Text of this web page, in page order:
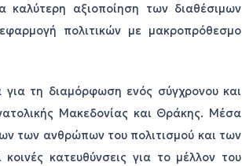
καλύτερη αξιοποίηση των διαθέσιμων
πολιτικών με μακροπρόθεσμο
για τη διαμόρφωση ενός σύγχρονου και
Μακεδονίας και Θράκης. Μέσα
των ανθρώπων του πολιτισμού και των
κατευθύνσεις για το μέλλον του